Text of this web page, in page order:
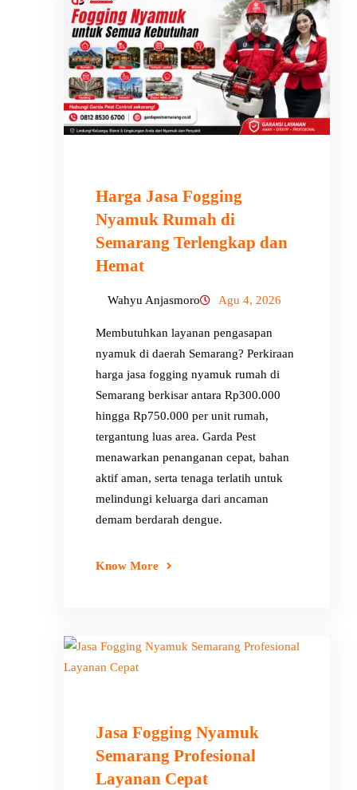
Harga Jasa Fogging
Nyamuk Rumah di
Semarang Terlengkap dan
Hemat
Wahyu Anjasmoro Agu 4, 2026
Membutuhkan layanan pengasapan
nyamuk di daerah Semarang? Perkiraan
harga jasa fogging nyamuk rumah di
Semarang berkisar antara Rp300.000
hingga Rp750.000 per unit rumah,
tergantung luas area. Garda Pest
menawarkan penanganan cepat, bahan
aktif aman, serta tenaga terlatih untuk
melindungi keluarga dari ancaman
demam berdarah dengue.
Know More
Jasa Fogging Nyamuk
Semarang Profesional
Layanan Cepat